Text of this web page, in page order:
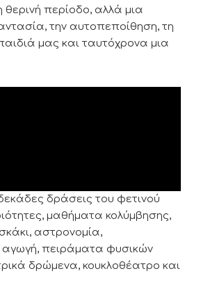
περίοδο, αλλά μια
την αυτοπεποίθηση, τη
μας και ταυτόχρονα μια
δράσεις του φετινού
μαθήματα κολύμβησης,
αστρονομία,
αγωγή, πειράματα φυσικών
δρώμενα, κουκλοθέατρο και